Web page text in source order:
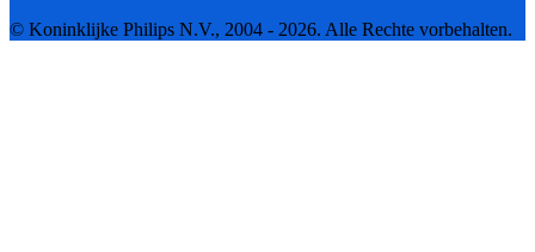
© Koninklijke Philips N.V., 2004 - 2026. Alle Rechte vorbehalten.